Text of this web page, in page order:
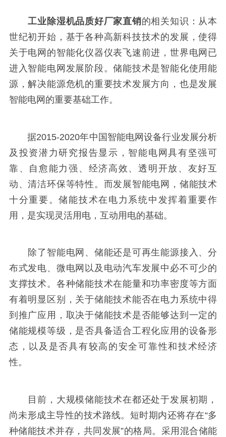
工业除湿机品质好厂家直销的相关知识：从本
世纪初开始，基于各种高新科技技术的发展，使得
关于电网的智能化仪器仪表飞速前进，世界电网已
进入智能电网发展阶段。储能技术是智能化使用能
源，解决能源危机的重要技术发展方向，也是发展
智能电网的重要基础工作。
据2015-2020年中国智能电网设备行业发展分析
及投资潜力研究报告显示，智能电网具有坚强可
靠、自愈能力强、经济高效、透明开放、友好互
动、清洁环保等特性。而发展智能电网，储能技术
十分重要。储能技术在电力系统中发挥着重要作
用，是实现灵活用电，互动用电的基础。
除了智能电网、储能还是可再生能源接入、分
布式发电、微电网以及电动汽车发展中必不可少的
支撑技术。各种储能技术在能量和功率密度等方面
有着明显区别，关于储能技术能否在电力系统中得
到推广应用，取决于储能技术是否能够达到一定的
储能规模等级，是否具备适合工程化应用的设备形
态，以及是否具有较高的安全可靠性和技术经济
性。
目前，大规模储能技术在都还处于发展初期，
尚未形成主导性的技术路线。短时期内还将存在“多
种储能技术并存，共同发展”的格局。采用混合储能